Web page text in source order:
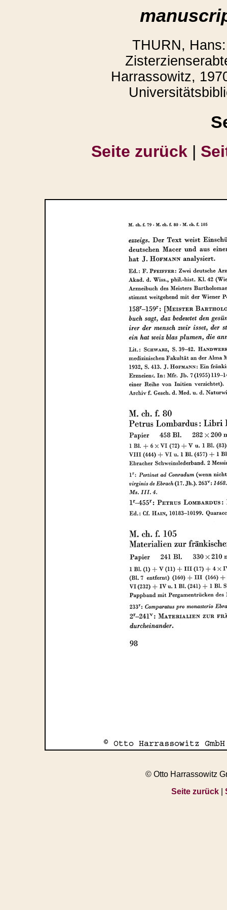
THURN,
Harrassowitz,
Seite zurück |
© Otto Harrassowitz
Seite zurück|